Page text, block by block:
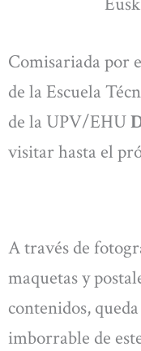
Comisariada por
de la Escuela
de la UPV/EHU
visitar hasta el
A través de
maquetas y
contenidos,
imborrable de